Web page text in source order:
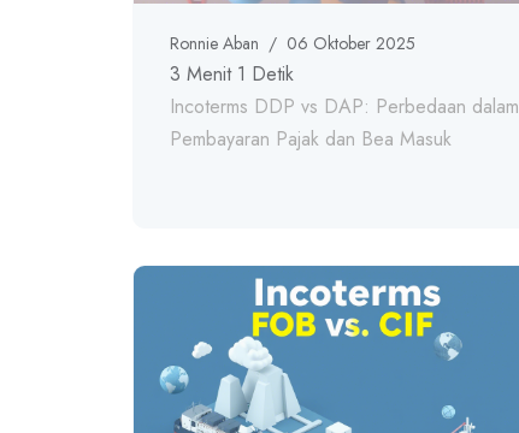
Ronnie Aban / 06 Oktober 2025
3 Menit 1 Detik
Incoterms DDP vs DAP: Perbedaan dalam
Pembayaran Pajak dan Bea Masuk